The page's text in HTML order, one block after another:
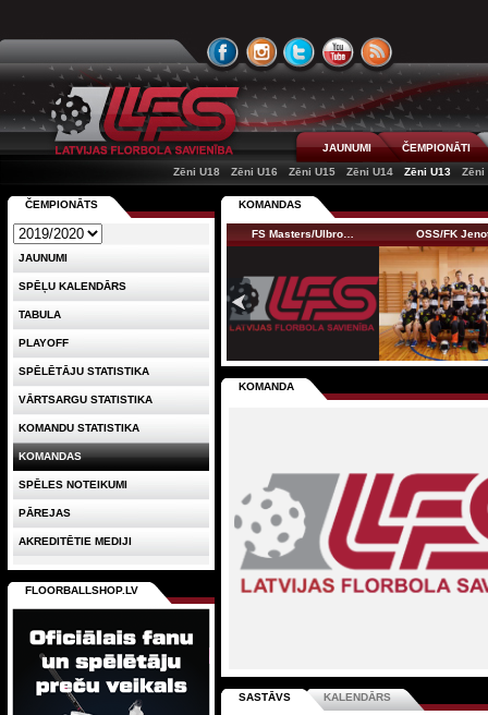
JAUNUMI
ČEMPIONĀTI
Zēni U18
Zēni U16 Zēni U15 Zēni U14 Zēni U13 Zēni
KOMANDAS
FS Masters/Ulbro… OSS/FK
KOMANDA
SASTĀVS KALENDĀRS
ČEMPIONĀTS
JAUNUMI
SPĒĻU KALENDĀRS
TABULA
PLAYOFF
SPĒLĒTĀJU STATISTIKA
VĀRTSARGU STATISTIKA
KOMANDU STATISTIKA
KOMANDAS
SPĒLES NOTEIKUMI
PĀREJAS
AKREDITĒTIE MEDIJI
FLOORBALLSHOP.LV